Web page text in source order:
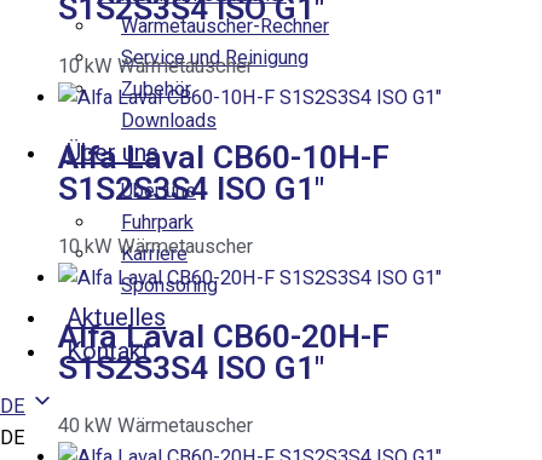
Wärmetauscher-Rechner
Service und Reinigung
Zubehör
Downloads
Über uns
Über uns
Fuhrpark
Karriere
Sponsoring
Aktuelles
Kontakt
DE
DE
S1S2S3S4 ISO G1″
10kW Wärmetauscher
Alfa Laval CB60-10H-F
S1S2S3S4 ISO G1″
10kW Wärmetauscher
Alfa Laval CB60-20H-F
S1S2S3S4 ISO G1″
40 kW Wärmetauscher